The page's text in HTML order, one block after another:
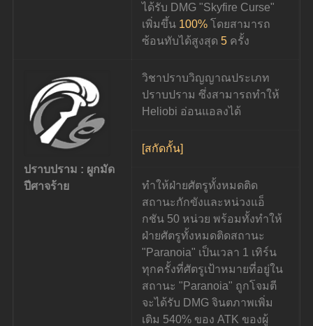
ได้รับ DMG "Skyfire Curse"
เพิ่มขึ้น 100% โดยสามารถ
ซ้อนทับได้สูงสุด 5 ครั้ง
ปราบปราม : ผูกมัด
ปีศาจร้าย
วิชาปราบวิญญาณประเภท
ปราบปราม ซึ่งสามารถทำให้
Heliobi อ่อนแอลงได้
[สกัดกั้น]
ทำให้ฝ่ายศัตรูทั้งหมดติด
สถานะกักขังและหน่วงแอ็
กชัน 50 หน่วย พร้อมทั้งทำให้
ฝ่ายศัตรูทั้งหมดติดสถานะ
"Paranoia" เป็นเวลา 1 เทิร์น
ทุกครั้งที่ศัตรูเป้าหมายที่อยู่ใน
สถานะ "Paranoia" ถูกโจมตี
จะได้รับ DMG จินตภาพเพิ่ม
เติม 540% ของ ATK ของผู้